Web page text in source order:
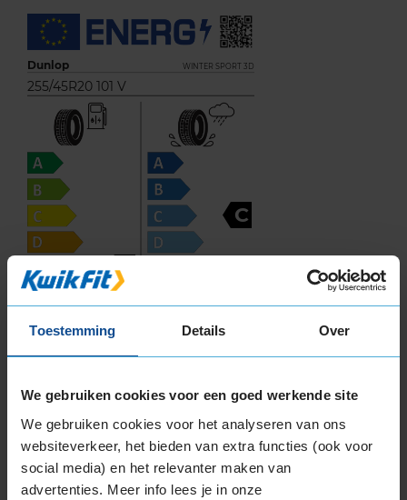
Toestemming Details Over
We gebruiken cookies voor een goed werkende site
We gebruiken cookies voor het analyseren van ons
websiteverkeer, het bieden van extra functies (ook voor
social media) en het relevanter maken van
advertenties. Meer info lees je in onze
Dunlop WINTER SPORT 3D
255/45R20 101 V
E
C
Deze band is beoordeeld met het EU
brandstofefficiëntie-label E, wat overeen komt
met een matige tot zwakke
brandstofefficiëntie.